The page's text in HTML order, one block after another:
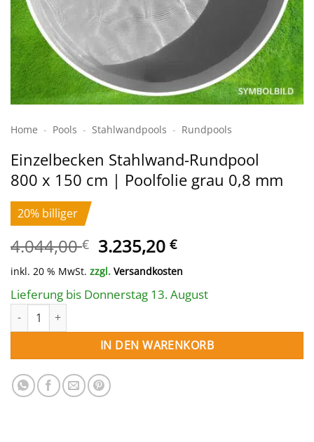
Home - Pools - Stahlwand­pools - Rundpools
Einzelbecken Stahl­wand-Rundpool
800 x 150 cm | Poolfolie grau 0,8 mm
20% billiger
4.044,00€ Ursprünglicher
Preis
war:
4.044,00 €
3.235,20€Aktueller
ist:
3.235,20 €.
inkl. 20 % MwSt. zzgl. Versandkosten
Lieferung bis Donnerstag 13. August
Einzelbecken Stahl­wand-Rundpool 800 x 150 cm | Poolfolie
IN DEN WARENKORB